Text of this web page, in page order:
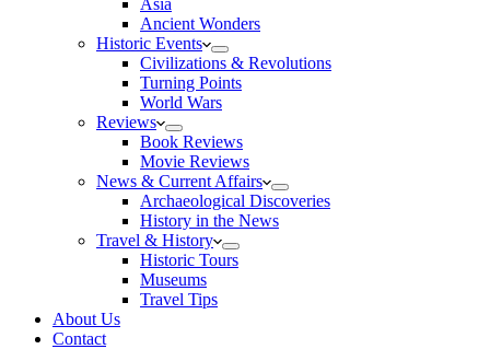
Asia
Ancient Wonders
Historic Events
Civilizations & Revolutions
Turning Points
World Wars
Reviews
Book Reviews
Movie Reviews
News & Current Affairs
Archaeological Discoveries
History in the News
Travel & History
Historic Tours
Museums
Travel Tips
About Us
Contact